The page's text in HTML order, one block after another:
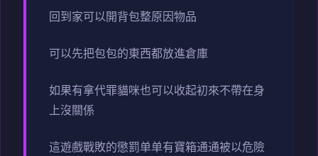
回到家可以開背包整原因物品
可以先把包包的東西都放進倉庫
如果有拿代罪貓咪也可以收起初來不帶在身
上沒關係
這遊戲戰敗的懲罰单单有寶箱通通被以危險